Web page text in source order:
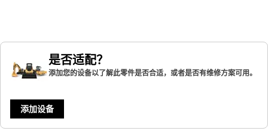
是否适配？
添加您的设备以了解此零件是否合适，或者是否有维修方案可用。
添加设备